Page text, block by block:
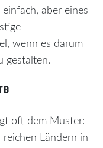
aber eines
wenn es darum
gestalten.
oft dem Muster:
Ländern in